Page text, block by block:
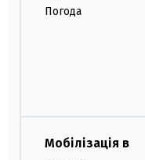
Погода
Мобілізація в